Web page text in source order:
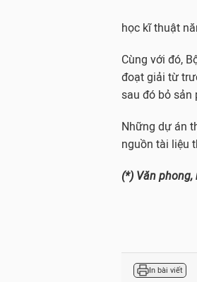
học kĩ thuật
Cùng với đó,
đoạt giải từ
sau đó bỏ sản
Những dự án
nguồn tài liệu
(*) Văn
In bài viết